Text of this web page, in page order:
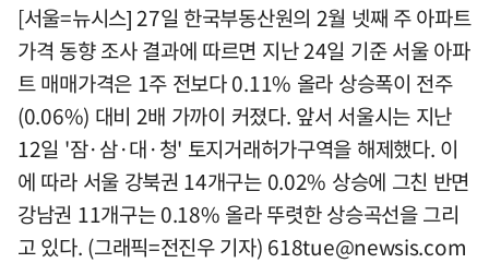
[서울=뉴시스] 27일 한국부동산원의 2월 넷째 주 아파트
가격 동향 조사 결과에 따르면 지난 24일 기준 서울 아파
트 매매가격은 1주 전보다 0.11% 올라 상승폭이 전주
(0.06%) 대비 2배 가까이 커졌다. 앞서 서울시는 지난
12일 '잠·삼·대·청' 토지거래허가구역을 해제했다. 이
에 따라 서울 강북권 14개구는 0.02% 상승에 그친 반면
강남권 11개구는 0.18% 올라 뚜렷한 상승곡선을 그리
고 있다. (그래픽=전진우 기자) 618tue@newsis.com